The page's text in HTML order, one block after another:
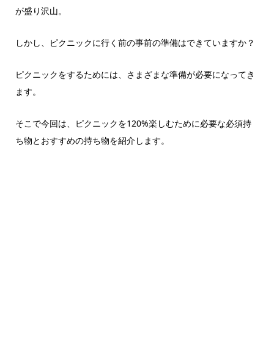
が盛り沢山。
しかし、ピクニックに行く前の事前の準備はできていますか？
ピクニックをするためには、さまざまな準備が必要になってき
ます。
そこで今回は、ピクニックを120%楽しむために必要な必須持
ち物とおすすめの持ち物を紹介します。